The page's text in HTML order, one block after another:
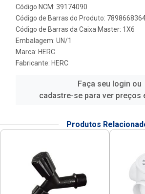
Código NCM: 39174090
Código de Barras do Produto:
Código de Barras da Caixa Master: 1X6
Embalagem: UN/1
Marca: HERC
Fabricante: HERC
Faça seu login ou
cadastre-se para ver preços
Produtos